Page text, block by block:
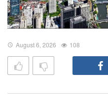
August 6, 2026 108